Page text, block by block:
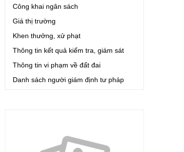
Công khai ngân sách
Giá thị trường
Khen thưởng, xử phạt
Thông tin kết quả kiểm tra, giám sát
Thông tin vi phạm về đất đai
Danh sách người giám định tư pháp